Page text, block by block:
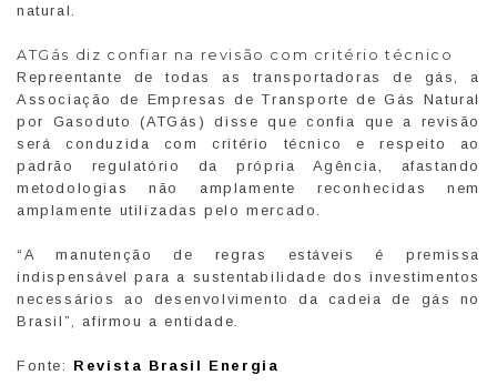
natural.
ATGás diz confiar na revisão com critério técnico
Repreentante de todas as transportadoras de gás, a
Associação de Empresas de Transporte de Gás Natural
por Gasoduto (ATGás) disse que confia que a revisão
será conduzida com critério técnico e respeito ao
padrão regulatório da própria Agência, afastando
metodologias não amplamente reconhecidas nem
amplamente utilizadas pelo mercado.
“A manutenção de regras estáveis é premissa
indispensável para a sustentabilidade dos investimentos
necessários ao desenvolvimento da cadeia de gás no
Brasil”, afirmou a entidade.
Fonte: Revista Brasil Energia